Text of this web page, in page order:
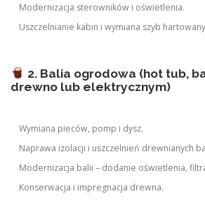
Modernizacja sterowników i oświetlenia.
Uszczelnianie kabin i wymiana szyb
2. Balia ogrodowa (hot tub,
drewno lub elektrycznym)
Wymiana pieców, pomp i dysz.
Naprawa izolacji i uszczelnień drewnianych
Modernizacja balii – dodanie oświetlenia,
Konserwacja i impregnacja drewna.